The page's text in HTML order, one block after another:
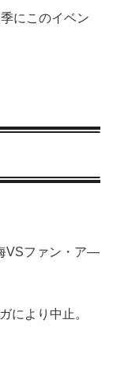
にこのイベン
VSファン・ア―
により中止。